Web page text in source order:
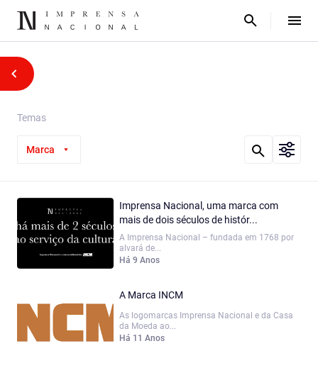
Temas
Marca
Imprensa Nacional, uma marca com
mais de dois séculos de histór...
A Imprensa Nacional – fundada em 1768 por
alvará de...
Há 9 Anos
A Marca INCM
As logomarcas Imprensa Nacional e da Casa
da Moeda ao...
Há 11 Anos